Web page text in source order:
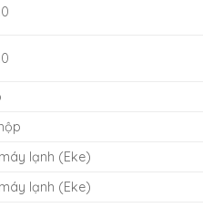
lạnh (Eke)
lạnh (Eke)